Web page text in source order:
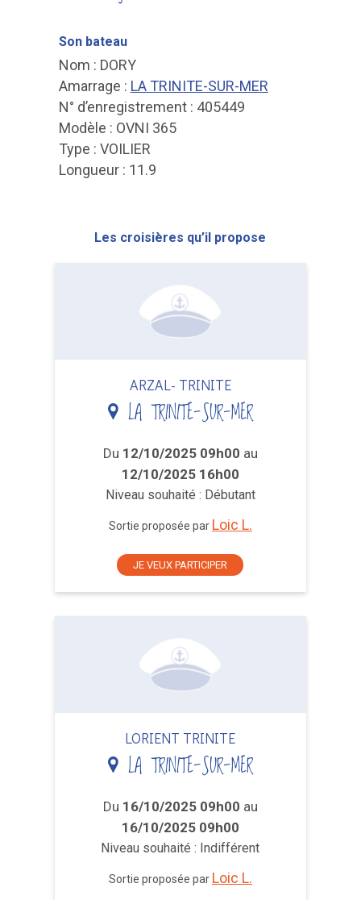
Son bateau
Nom : DORY
Amarrage : LA TRINITE-SUR-MER
N° d’enregistrement : 405449
Modèle : OVNI 365
Type : VOILIER
Longueur : 11.9
Les croisières qu’il propose
ARZAL- TRINITE
LA TRINITE-SUR-MER
Du 12/10/2025 09h00 au
12/10/2025 16h00
Niveau souhaité : Débutant
Sortie proposée par Loic L.
JE VEUX PARTICIPER
LORIENT TRINITE
LA TRINITE-SUR-MER
Du 16/10/2025 09h00 au
16/10/2025 09h00
Niveau souhaité : Indifférent
Sortie proposée par Loic L.